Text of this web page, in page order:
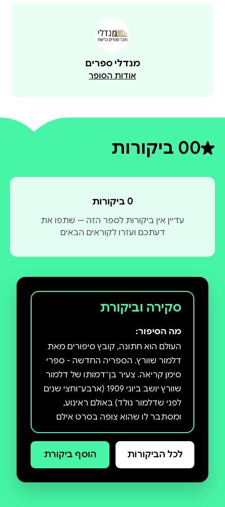
מנדלי ספרים
אודות הסופר
0דירוג ממוצע 0 מתוך 5
0 ביקורות
0 ביקורות
עדיין אין ביקורות לספר הזה — שתפו את
דעתכם ועזרו לקוראים הבאים
סקירה וביקורת
מה הסיפור:
העולם הוא חתונה, קובץ סיפורים מאת
דלמור שוורץ. הספריה החדשה - ספרי
סימן קריאה. צעיר בן־דמותו של דלמור
שוורץ יושב ביוני 1909 (ארבע־וחצי שנים
לפני שדלמור נולד) באולם ראינוע,
ומסתבר לו שהוא צופה בסרט אילם
קופצני, המציג בזמן־אמת את היום שבו
מזמין אביו את אמו למסעדה בקוני
איילנד ומציע לה נישואים. האשה
לכל הביקורות הוסף ביקורת